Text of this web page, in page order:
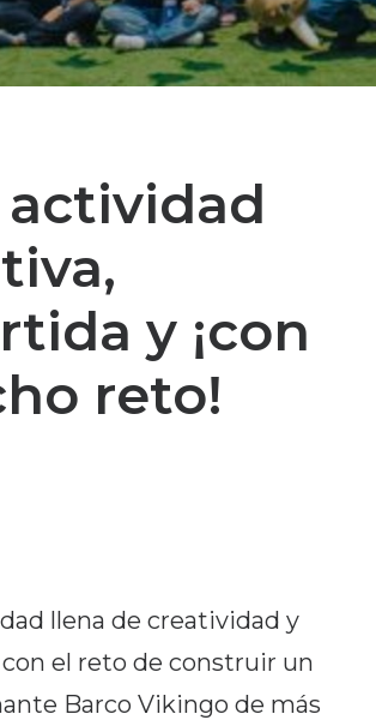
actividad
y ¡con
reto!
llena de creatividad y
el reto de construir un
Barco Vikingo de más